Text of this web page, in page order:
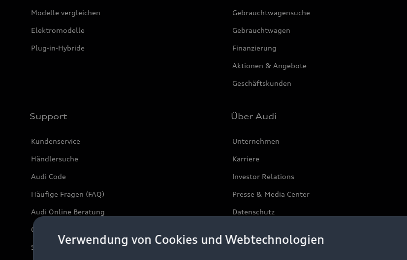
Modelle vergleichen
Elektromodelle
Plug-in-Hybride
Gebrauchtwagensuche
Gebrauchtwagen
Finanzierung
Aktionen & Angebote
Geschäftskunden
Support
Kundenservice
Händlersuche
Audi Code
Häufige Fragen (FAQ)
Audi Online Beratung
Online-Terminvereinbarung
Servicekontakt
Über Audi
Unternehmen
Karriere
Investor Relations
Presse & Media Center
Datenschutz
Verwendung von Cookies und Webtechnologien